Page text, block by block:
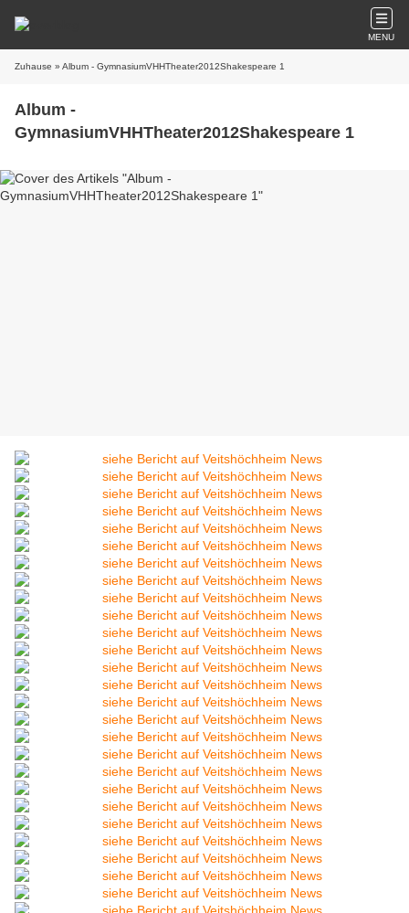
MENU
Zuhause » Album - GymnasiumVHHTheater2012Shakespeare 1
Album -
GymnasiumVHHTheater2012Shakespeare 1